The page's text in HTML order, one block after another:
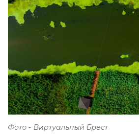
Фото - Виртуальный Брест